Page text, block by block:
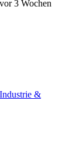
vor 3 Wochen
Industrie &